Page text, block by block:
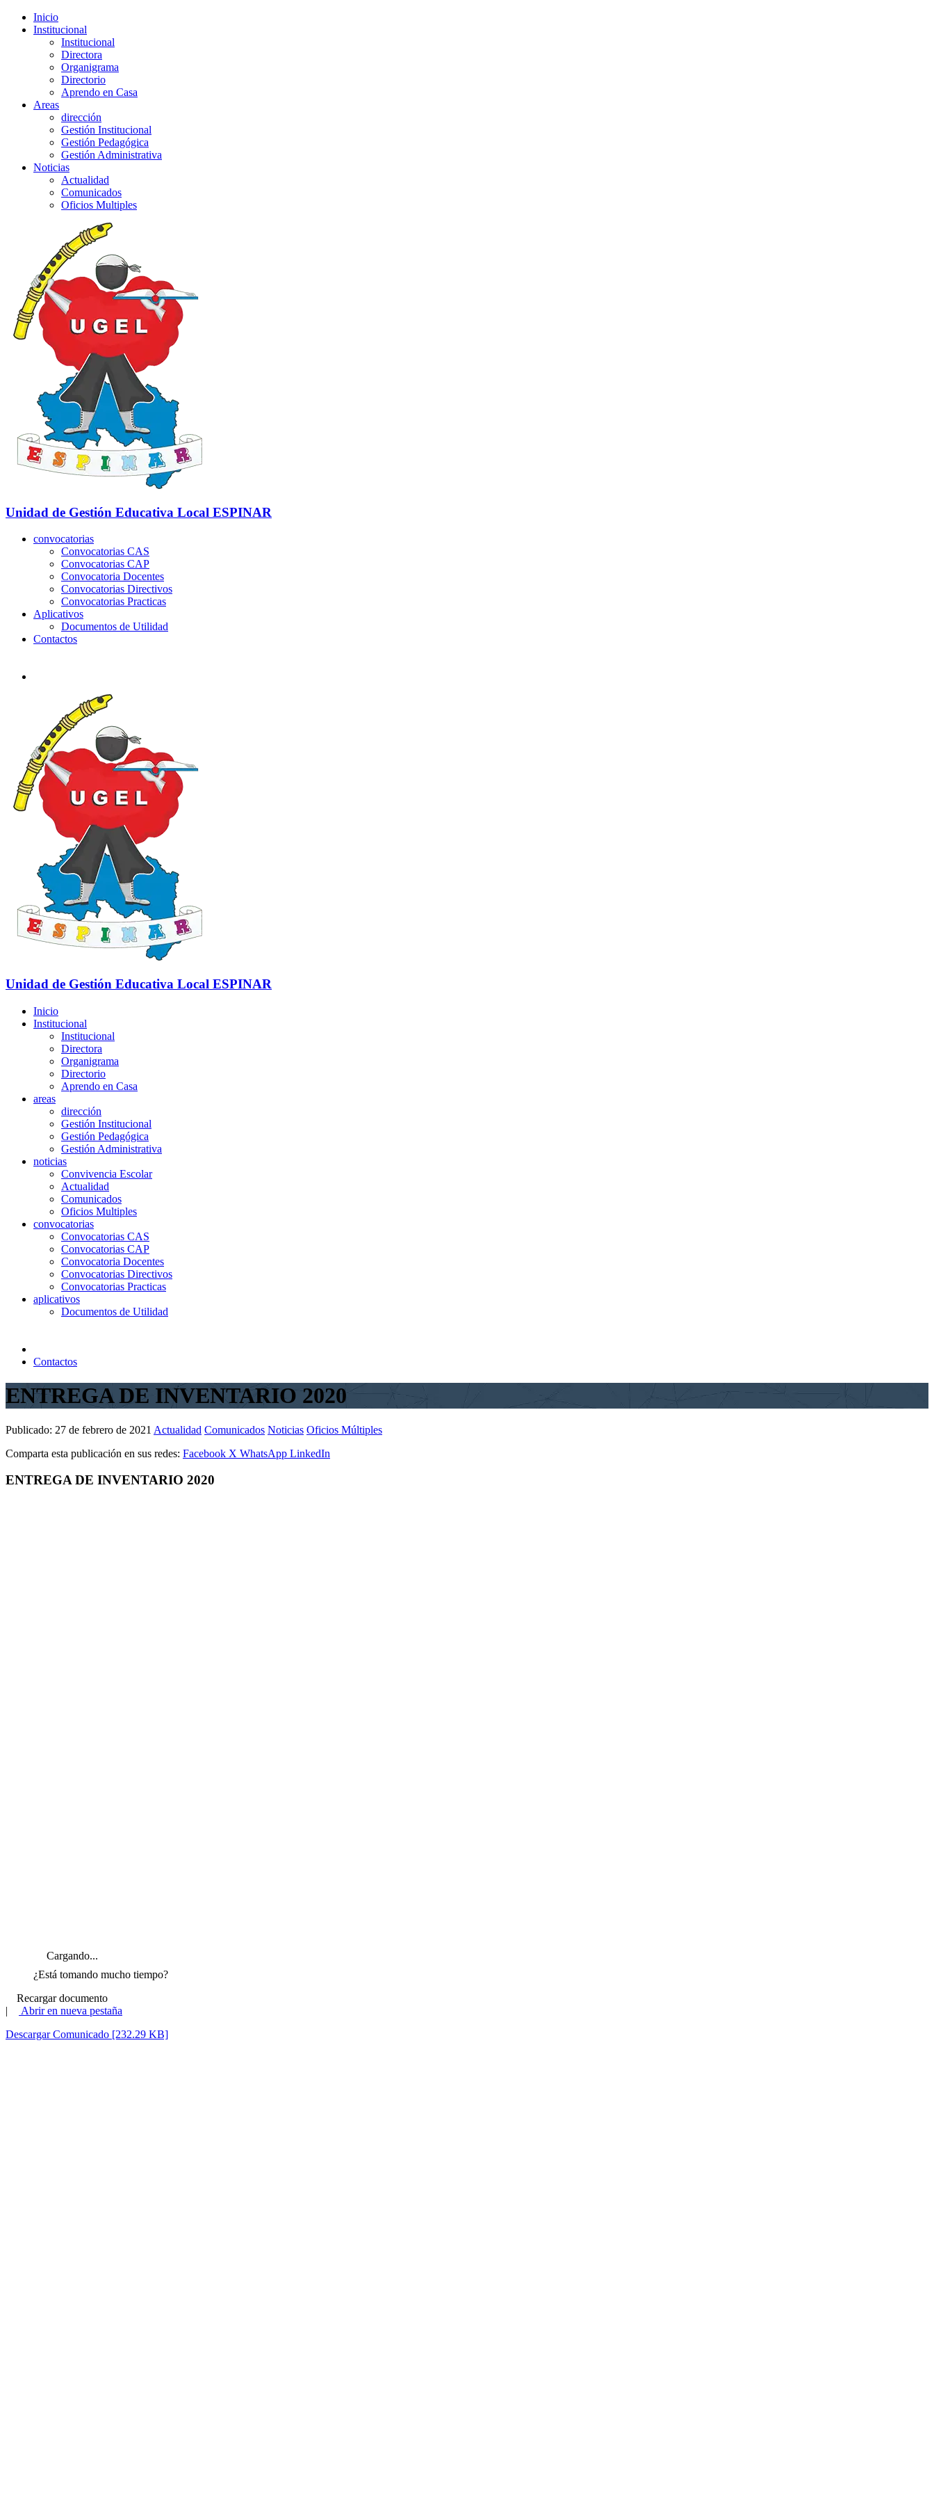
Inicio
Institucional
Institucional
Directora
Organigrama
Directorio
Aprendo en Casa
Areas
dirección
Gestión Institucional
Gestión Pedagógica
Gestión Administrativa
Noticias
Actualidad
Comunicados
Oficios Multiples
Unidad de Gestión Educativa Local ESPINAR
convocatorias
Convocatorias CAS
Convocatorias CAP
Convocatoria Docentes
Convocatorias Directivos
Convocatorias Practicas
Aplicativos
Documentos de Utilidad
Contactos
Unidad de Gestión Educativa Local ESPINAR
Inicio
Institucional
Institucional
Directora
Organigrama
Directorio
Aprendo en Casa
areas
dirección
Gestión Institucional
Gestión Pedagógica
Gestión Administrativa
noticias
Convivencia Escolar
Actualidad
Comunicados
Oficios Multiples
convocatorias
Convocatorias CAS
Convocatorias CAP
Convocatoria Docentes
Convocatorias Directivos
Convocatorias Practicas
aplicativos
Documentos de Utilidad
Contactos
ENTREGA DE INVENTARIO 2020
Publicado: 27 de febrero de 2021 Actualidad Comunicados Noticias Oficios Múltiples
Comparta esta publicación en sus redes: Facebook X WhatsApp LinkedIn
ENTREGA DE INVENTARIO 2020
Cargando...
¿Está tomando mucho tiempo?
Recargar documento
|
Abrir en nueva pestaña
Descargar Comunicado [232.29 KB]